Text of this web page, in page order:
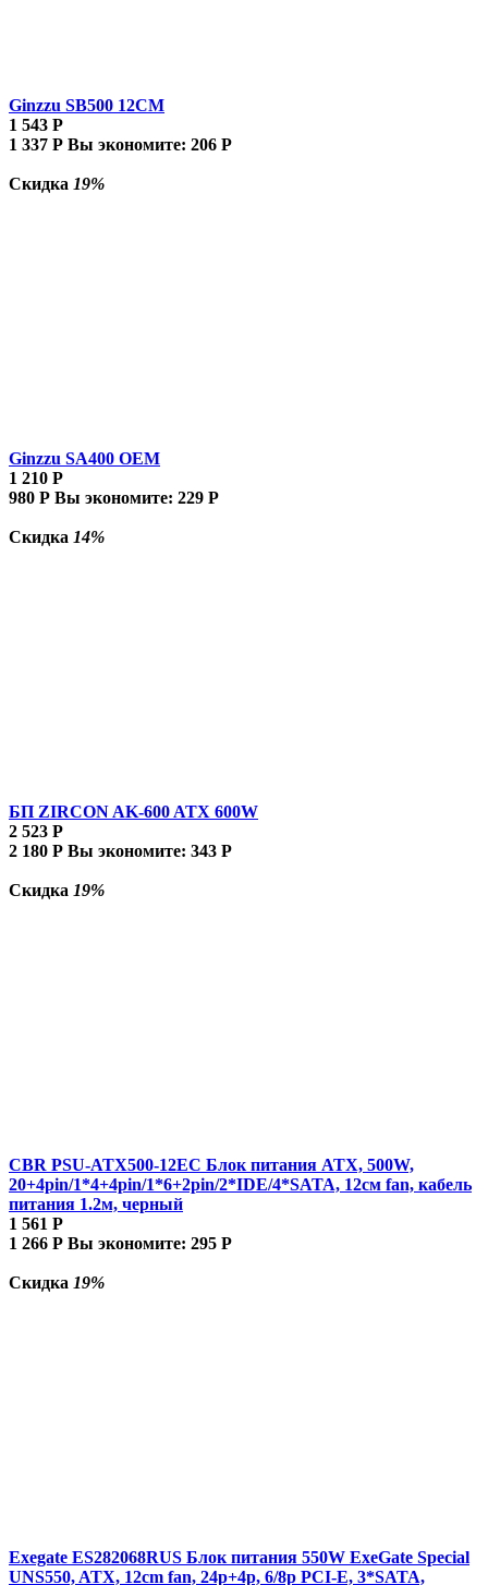
Ginzzu SB500 12CM
1 543 Р
1 337 Р Вы экономите: 206 Р
Скидка 19%
Ginzzu SA400 OEM
1 210 Р
980 Р Вы экономите: 229 Р
Скидка 14%
БП ZIRCON AK-600 ATX 600W
2 523 Р
2 180 Р Вы экономите: 343 Р
Скидка 19%
CBR PSU-ATX500-12EC Блок питания ATX, 500W,
20+4pin/1*4+4pin/1*6+2pin/2*IDE/4*SATA, 12см fan, кабель
питания 1.2м, черный
1 561 Р
1 266 Р Вы экономите: 295 Р
Скидка 19%
Exegate ES282068RUS Блок питания 550W ExeGate Special
UNS550, ATX, 12cm fan, 24p+4p, 6/8p PCI-E, 3*SATA,